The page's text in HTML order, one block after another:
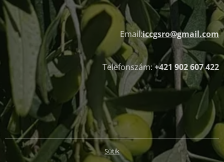
Email:iccgsro@gmail.com
Telefonszám:+421 902 607 422
Sütik